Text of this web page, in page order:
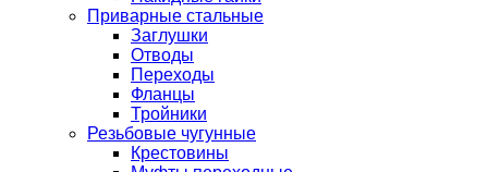
Приварные стальные
Заглушки
Отводы
Переходы
Фланцы
Тройники
Резьбовые чугунные
Крестовины